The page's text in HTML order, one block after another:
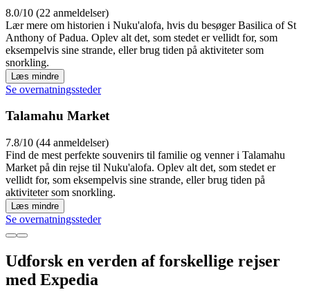
8.0/10 (22 anmeldelser)
Lær mere om historien i Nuku'alofa, hvis du besøger Basilica of St
Anthony of Padua. Oplev alt det, som stedet er vellidt for, som
eksempelvis sine strande, eller brug tiden på aktiviteter som
snorkling.
Læs mindre
Se overnatningssteder
Talamahu Market
7.8/10 (44 anmeldelser)
Find de mest perfekte souvenirs til familie og venner i Talamahu
Market på din rejse til Nuku'alofa. Oplev alt det, som stedet er
vellidt for, som eksempelvis sine strande, eller brug tiden på
aktiviteter som snorkling.
Læs mindre
Se overnatningssteder
Udforsk en verden af forskellige rejser
med Expedia